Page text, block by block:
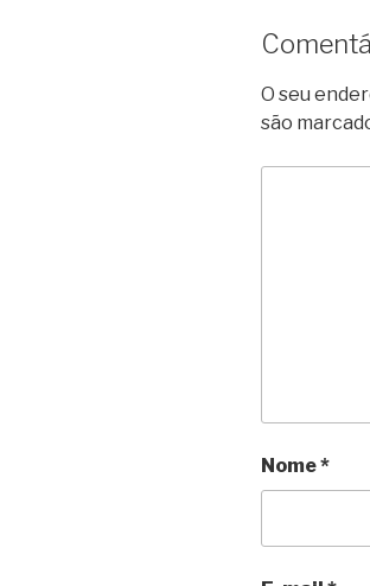
O seu
são
Nome*